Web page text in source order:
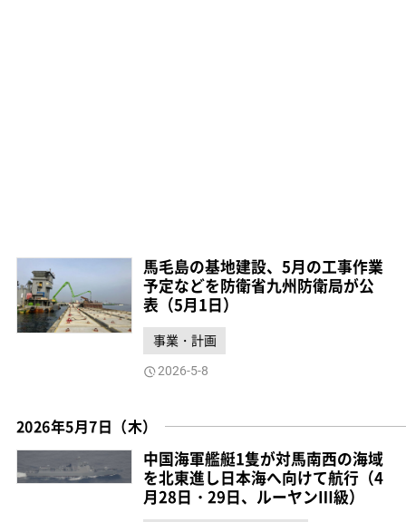
馬毛島の基地建設、5月の工事作業
予定などを防衛省九州防衛局が公
表（5月1日）
事業・計画
2026-5-8
2026年5月7日（木）
中国海軍艦艇1隻が対馬南西の海域
を北東進し日本海へ向けて航行（4
月28日・29日、ルーヤンⅢ級）